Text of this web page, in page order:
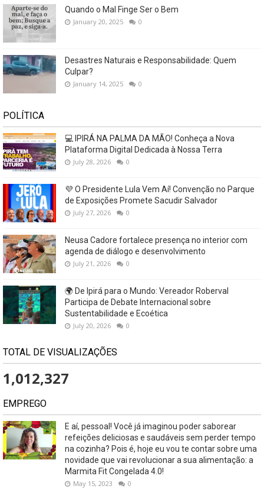
Quando o Mal Finge Ser o Bem
January 20, 2025 0
Desastres Naturais e Responsabilidade: Quem
Culpar?
January 14, 2025 0
POLÍTICA
💻 IPIRÁ NA PALMA DA MÃO! Conheça a Nova
Plataforma Digital Dedicada à Nossa Terra
July 28, 2026 0
💜 O Presidente Lula Vem Aí! Convenção no Parque
de Exposições Promete Sacudir Salvador
July 27, 2026 0
Neusa Cadore fortalece presença no interior com
agenda de diálogo e desenvolvimento
July 21, 2026 0
🌍 De Ipirá para o Mundo: Vereador Roberval
Participa de Debate Internacional sobre
Sustentabilidade e Ecoética
July 20, 2026 0
TOTAL DE VISUALIZAÇÕES
1,012,327
EMPREGO
E aí, pessoal! Você já imaginou poder saborear
refeições deliciosas e saudáveis ​​sem perder tempo
na cozinha? Pois é, hoje eu vou te contar sobre uma
novidade que vai revolucionar a sua alimentação: a
Marmita Fit Congelada 4.0!
May 15, 2023 0